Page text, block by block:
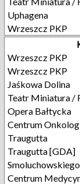
Uphagena
Wrzeszcz PKP
Wrzeszcz PKP
Wrzeszcz PKP
Jaśkowa Dolina
Teatr Miniatura /
Opera Bałtycka
Centrum
Traugutta
Traugutta [GDA]
Smoluchowskiego
Centrum